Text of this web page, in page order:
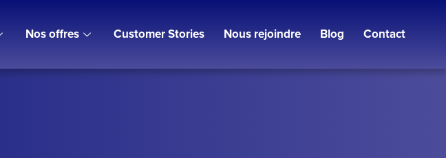
Nos offres Customer Stories Nous rejoindre Blog Contact